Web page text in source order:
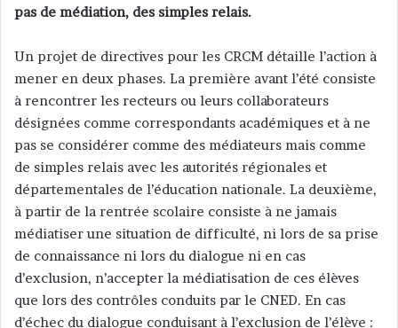
pas de médiation, des simples relais.
Un projet de directives pour les CRCM détaille l’action à
mener en deux phases. La première avant l’été consiste
à rencontrer les recteurs ou leurs collaborateurs
désignées comme correspondants académiques et à ne
pas se considérer comme des médiateurs mais comme
de simples relais avec les autorités régionales et
départementales de l’éducation nationale. La deuxième,
à partir de la rentrée scolaire consiste à ne jamais
médiatiser une situation de difficulté, ni lors de sa prise
de connaissance ni lors du dialogue ni en cas
d’exclusion, n’accepter la médiatisation de ces élèves
que lors des contrôles conduits par le CNED. En cas
d’échec du dialogue conduisant à l’exclusion de l’élève :